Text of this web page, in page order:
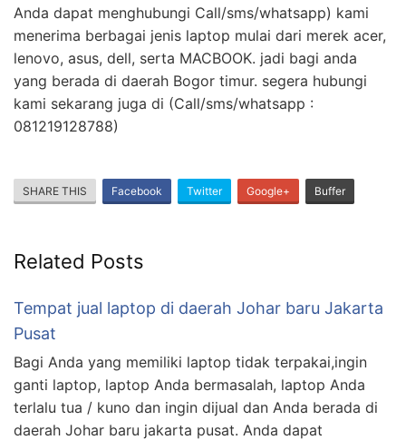
Anda dapat menghubungi Call/sms/whatsapp) kami
menerima berbagai jenis laptop mulai dari merek acer,
lenovo, asus, dell, serta MACBOOK. jadi bagi anda
yang berada di daerah Bogor timur. segera hubungi
kami sekarang juga di (Call/sms/whatsapp :
081219128788)
SHARE THIS Facebook Twitter Google+ Buffer
Related Posts
Tempat jual laptop di daerah Johar baru Jakarta
Pusat
Bagi Anda yang memiliki laptop tidak terpakai,ingin
ganti laptop, laptop Anda bermasalah, laptop Anda
terlalu tua / kuno dan ingin dijual dan Anda berada di
daerah Johar baru jakarta pusat. Anda dapat